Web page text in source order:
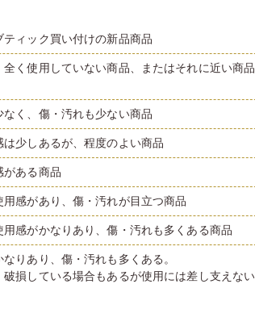
ティック買い付けの新品商品
全く使用していない商品、またはそれに近い商品
なく、傷・汚れも少ない商品
は少しあるが、程度のよい商品
がある商品
用感があり、傷・汚れが目立つ商品
用感がかなりあり、傷・汚れも多くある商品
りあり、傷・汚れも多くある。
破損している場合もあるが使用には差し支えな